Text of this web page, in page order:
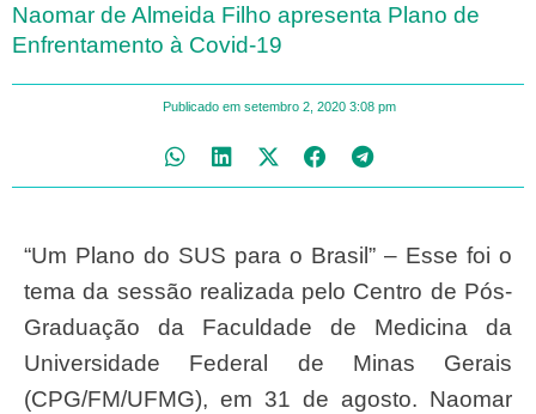
Naomar de Almeida Filho apresenta Plano de
Enfrentamento à Covid-19
Publicado em setembro 2, 2020 3:08 pm
“Um Plano do SUS para o Brasil” – Esse foi o
tema da sessão realizada pelo Centro de Pós-
Graduação da Faculdade de Medicina da
Universidade Federal de Minas Gerais
(CPG/FM/UFMG), em 31 de agosto. Naomar